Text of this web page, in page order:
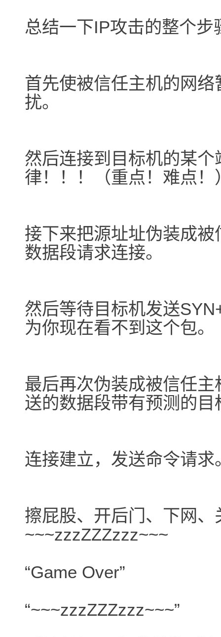
总结一下IP攻击的整个步
首先使被信任主机的网
扰。
然后连接到目标机的某
律！！！（重点！难点！
接下来把源址址伪装成
数据段请求连接。
然后等待目标机发送
为你现在看不到这个包。
最后再次伪装成被信任
送的数据段带有预测的目
连接建立，发送命令请求
擦屁股、开后门、下网、
~~~zzzZZZzzz~~~
“Game Over”
“~~~zzzZZZzzz~~~”